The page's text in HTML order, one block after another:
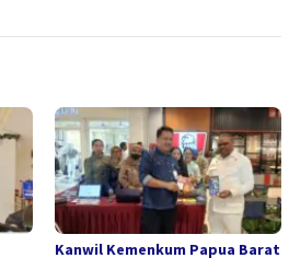
Kanwil Kemenkum Papua Barat